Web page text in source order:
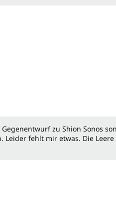
zu Shion Sonos
Leider fehlt mir etwas. Die